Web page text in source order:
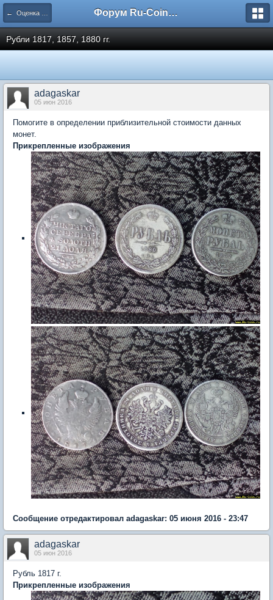
← Оценка монет царской России Форум Ru-Coin.ru
Рубли 1817, 1857, 1880 гг.
adagaskar
05 июн 2016
Помогите в определении приблизительной стоимости данных
монет.
Прикрепленные изображения
Сообщение отредактировал adagaskar: 05 июня 2016 - 23:47
adagaskar
05 июн 2016
Рубль 1817 г.
Прикрепленные изображения